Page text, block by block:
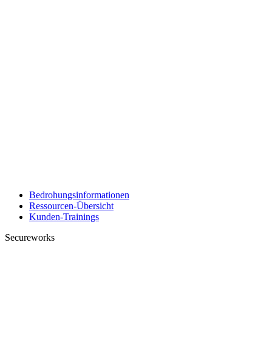
Bedrohungsinformationen
Ressourcen-Übersicht
Kunden-Trainings
Secureworks